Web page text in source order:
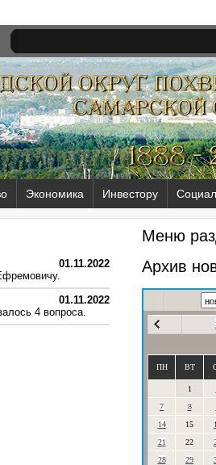
Экономика Инвестору
01.11.2022
01.11.2022
4 вопроса.
Меню
Архив
ПН ВТ
1
7
8
14
15
21
22
28
29